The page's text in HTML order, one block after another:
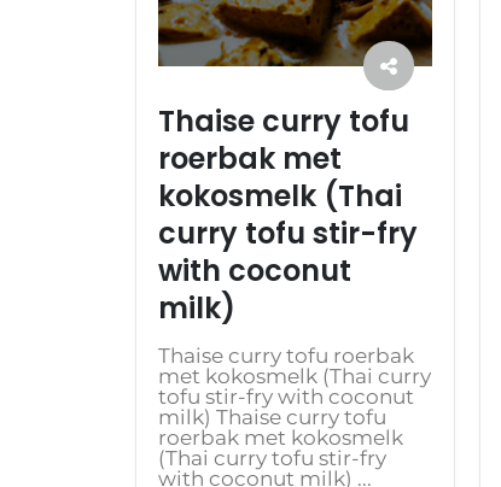
Thaise curry tofu
roerbak met
kokosmelk (Thai
curry tofu stir-fry
with coconut
milk)
Thaise curry tofu roerbak
met kokosmelk (Thai curry
tofu stir-fry with coconut
milk) Thaise curry tofu
roerbak met kokosmelk
(Thai curry tofu stir-fry
with coconut milk) ...